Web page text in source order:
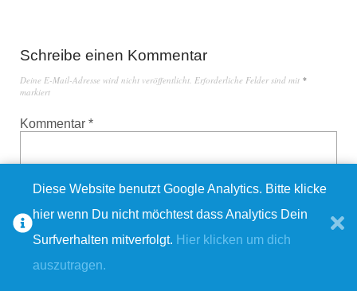
Schreibe einen Kommentar
Deine E-Mail-Adresse wird nicht veröffentlicht. Erforderliche Felder sind mit *
markiert
Kommentar *
Diese Website benutzt Google Analytics. Bitte klicke
hier wenn Du nicht möchtest dass Analytics Dein
Surfverhalten mitverfolgt. Hier klicken um dich
auszutragen.